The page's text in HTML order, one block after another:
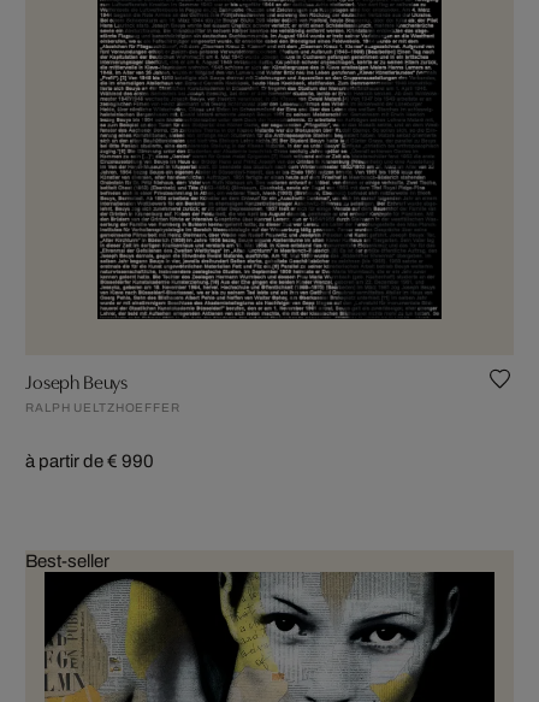
Joseph Beuys
RALPH UELTZHOEFFER
à partir de € 990
Best-seller